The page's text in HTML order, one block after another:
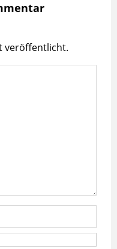
veröffentlicht.